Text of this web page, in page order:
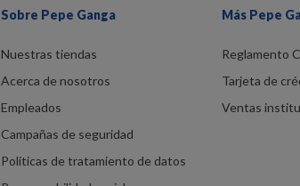
Sobre Pepe Ganga
Nuestras tiendas
Acerca de nosotros
Empleados
Campañas de seguridad
Políticas de tratamiento de datos
Más Pepe
Reglamento
Tarjeta de
Ventas